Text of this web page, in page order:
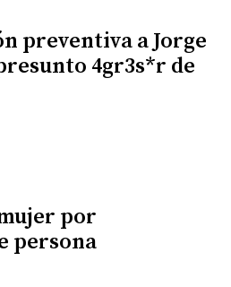
preventiva a Jorge
4gr3s*r de
por
persona